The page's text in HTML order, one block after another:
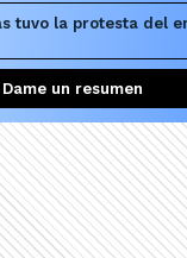
tuvo la protesta del
Dame un resumen